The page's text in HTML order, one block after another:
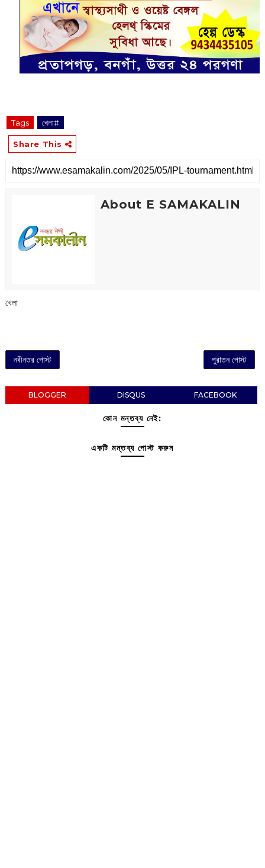
Tags খেলা#
Share This
About E SAMAKALIN
খেলা
নবীনতর পোস্ট পুরাতন পোস্ট
BLOGGER DISQUS FACEBOOK
কোন মন্তব্য নেই:
একটি মন্তব্য পোস্ট করুন